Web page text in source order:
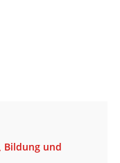
Bildung und